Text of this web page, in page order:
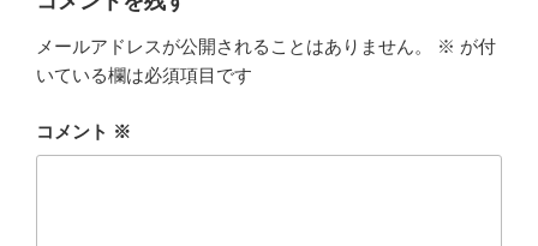
メールアドレスが公開されることはありません。 ※ が付
いている欄は必須項目です
コメント ※